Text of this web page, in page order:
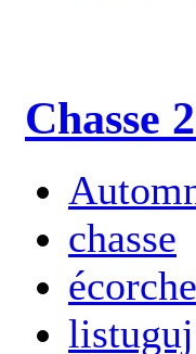
Chasse
chasse
listuguj